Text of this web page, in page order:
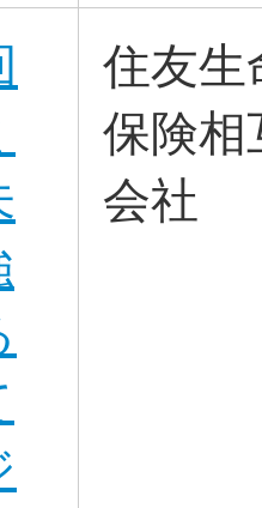
ログイ
住友生
保険相
会社